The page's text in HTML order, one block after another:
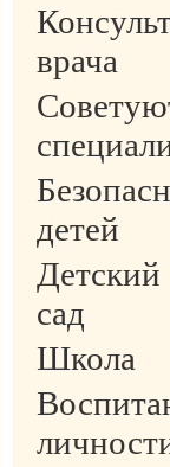
врача
детей
Детский
сад
Школа